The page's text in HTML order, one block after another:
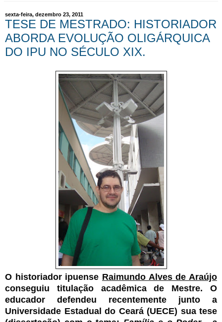
sexta-feira, dezembro 23, 2011
TESE DE MESTRADO: HISTORIADOR
ABORDA EVOLUÇÃO OLIGÁRQUICA
DO IPU NO SÉCULO XIX.
O historiador ipuense Raimundo Alves de Araújo
conseguiu titulação acadêmica de Mestre. O
educador defendeu recentemente junto a
Universidade Estadual do Ceará (UECE) sua tese